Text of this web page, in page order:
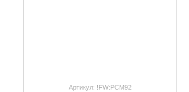
Артикул: !FW:PCM92